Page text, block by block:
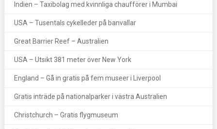
Indien – Taxibolag med kvinnliga chaufförer i Mumbai
USA – Tusentals cykelleder på banvallar
Great Barrier Reef – Australien
USA – Utsikt 381 meter över New York
England – Gå in gratis på fem museer i Liverpool
Gratis inträde på nationalparker i västra Australien
Christchurch – Gratis flygmuseum